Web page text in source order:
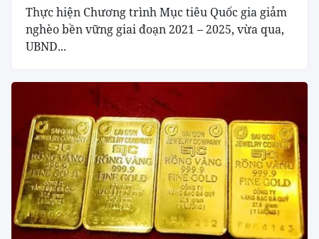
Thực hiện Chương trình Mục tiêu Quốc gia giảm
nghèo bền vững giai đoạn 2021 – 2025, vừa qua,
UBND...